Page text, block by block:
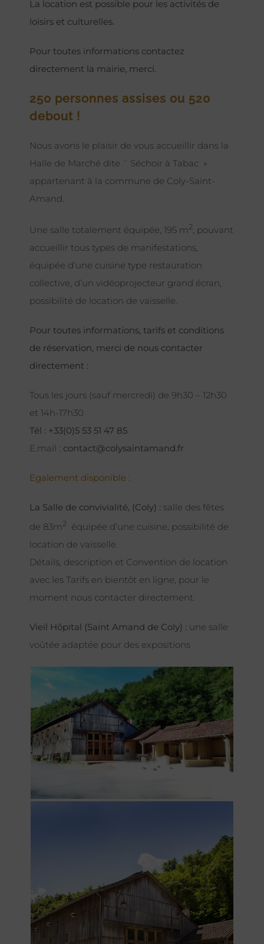
La location est possible pour les activités de
loisirs et culturelles.
Pour toutes informations contactez
directement la mairie, merci.
250 personnes assises ou 520
debout !
Nous avons le plaisir de vous accueillir dans la
Halle de Marché dite ¨ Séchoir à Tabac »
appartenant à la commune de Coly-Saint-
Amand.
Une salle totalement équipée, 195 m2, pouvant
accueillir tous types de manifestations,
équipée d’une cuisine type restauration
collective, d’un vidéoprojecteur grand écran,
possibilité de location de vaisselle.
Pour toutes informations, tarifs et conditions
de réservation, merci de nous contacter
directement :
Tous les jours (sauf mercredi) de 9h30 – 12h30
et 14h-17h30
Tél : +33(0)5 53 51 47 85
E.mail : contact@colysaintamand.fr
Egalement disponible :
La Salle de convivialité, (Coly) : salle des fêtes
de 83m2 équipée d’une cuisine, possibilité de
location de vaisselle.
Détails, description et Convention de location
avec les Tarifs en bientôt en ligne, pour le
moment nous contacter directement.
Vieil Hôpital (Saint Amand de Coly) : une salle
voûtée adaptée pour des expositions